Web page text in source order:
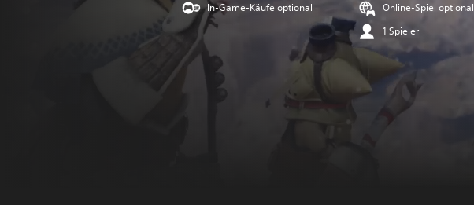
In-Game-Käufe optional
Online-Spiel optional
1 Spieler